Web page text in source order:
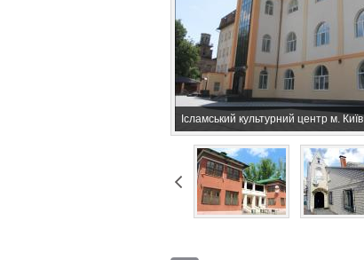
Ісламський культурний центр м. Київ